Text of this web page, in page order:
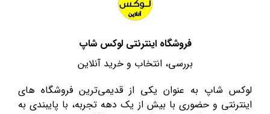
فروشگاه اینترنتی لوکس شاپ
بررسی، انتخاب و خرید آنلاین
لوکس شاپ به عنوان یکی از قدیمی‌ترین فروشگاه های
اینترنتی و حضوری با بیش از یک دهه تجربه، با پایبندی به